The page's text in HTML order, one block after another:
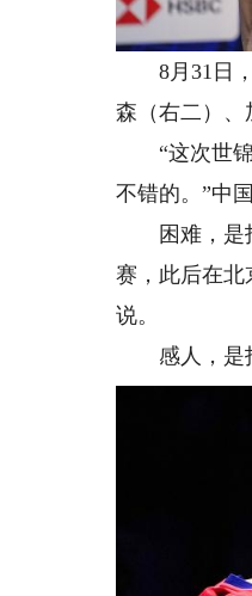
8月31日，
森（右二）、
“这次世锦
不错的。”中
困难，是指
赛，此后在北
说。
感人，是指